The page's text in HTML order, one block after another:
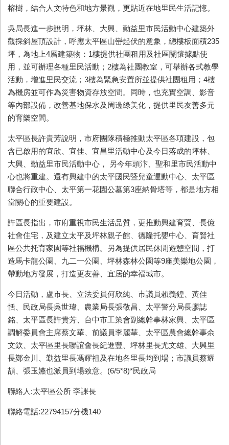
榕樹，結合人文特色和地方景觀，更貼近在地里民生活記憶。
吳局長進一步說明，坪林、大興、勤益里市民活動中心建築外
觀採斜屋頂設計，呼應太平區山巒起伏的意象，總樓板面積235
坪，為地上4層建築物： 1樓提供社團租用及社區關懷據點使
用，並可辦理各種里民活動； 2樓為社團教室，可舉辦各式教學
活動，增進里民交流； 3樓為緊急安置所並提供社團租用； 4樓
為機房並可作為災害物資存放空間。同時，也充實空調、影音
等內部設備，改善基地保水及周邊綠美化，提供里民友善多元
的育樂空間。
太平區長許貴芳說明，市府團隊積極推動太平區各項建設，包
含已啟用的宜欣、宜佳、宜昌里活動中心及今日落成的坪林、
大興、勤益里市民活動中心， 另今年頭汴、聖和里市民活動中
心也將重建。還有興建中的太平國民暨兒童運動中心、太平區
聯合行政中心、太平第一花園公墓第3座納骨塔等，都是地方相
當關心的重要建設。
許區長指出，市府重視市民生活品質，更推動興建育賢、長億
社會住宅，及建立太平及坪林親子館、德隆托嬰中心、育賢社
區公共托育家園等社福機構。另為提供居民休閒遊憩空間，打
造馬卡龍公園、九二一公園、坪林森林公園等9座美樂地公園，
帶動地方發展，打造更友善、宜居的幸福城市。
今日活動，盧市長、立法委員何欣純、市議員賴義鍠、黃佳
恬、民政局長吳世瑋、農業局長張敬昌、太平警分局長廖誌
銘、太平區長許貴芳、台中市工策會副總幹事林家興、太平區
調解委員會主席蔡文華、前議員李麗華、太平區農會總幹事余
文欽、太平區里長聯誼會長紀進豐、坪林里長尤文雄、大興里
長鄭金川、勤益里長馮耀祖及在地各里長均到場；市議員蔡耀
頡、張玉嬿也派員到場致意。(6/5*8)*民政局
聯絡人:太平區公所 李課長
聯絡電話:22794157分機140